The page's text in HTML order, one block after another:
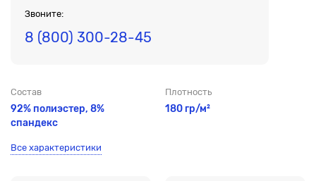
Звоните:
8 (800) 300-28-45
Состав
92% полиэстер, 8%
спандекс
Плотность
180 гр/м²
Все характеристики